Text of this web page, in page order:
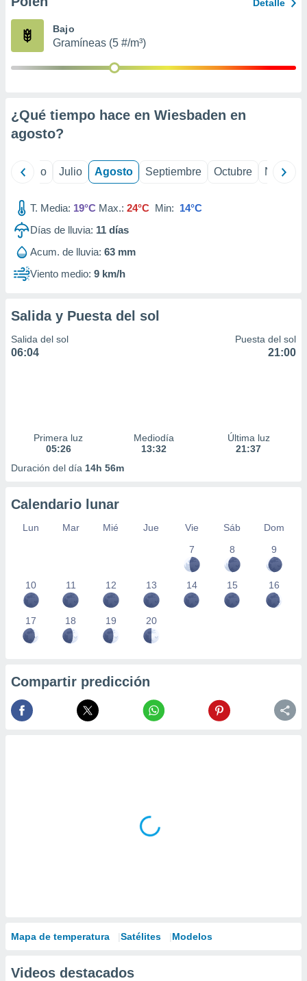
publicidad
1199
Detalle
Bajo
Gramíneas (5 #/m³)
¿Qué tiempo hace en Wiesbaden en
agosto?
Junio Julio Agosto Septiembre Octubre
T. Media: 19°C Max.: 24°C Min: 14°C
Días de lluvia: 11 días
Acum. de lluvia: 63 mm
Viento medio: 9 km/h
Salida y Puesta del sol
Salida del sol
06:04
Puesta del sol
21:00
Primera luz
05:26
Mediodía
13:32
Última luz
21:37
Duración del día 14h 56m
Calendario lunar
Lun Mar Mié Jue Vie Sáb
Dom
7
8 9
10 11 12 13 14 15 16
17 18 19 20
Compartir predicción
Mapa de temperatura Satélites Modelos
Videos destacados